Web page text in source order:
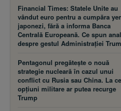
Financial Times: Statele Unite au
vândut euro pentru a cumpăra
japonezi, fără a informa Banca
Centrală Europeană. Ce spun
despre gestul Administrației
Pentagonul pregătește o nouă
strategie nucleară în cazul unui
conflict cu Rusia sau China. La ce
opțiuni militare ar putea recurge
Trump